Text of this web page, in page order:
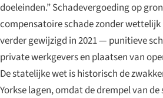
doeleinden.” Schadevergoeding op
compensatoire schade zonder
verder gewijzigd in 2021 — punitieve
private werkgevers en plaatsen van
De statelijke wet is historisch de
Yorkse lagen, omdat de drempel van